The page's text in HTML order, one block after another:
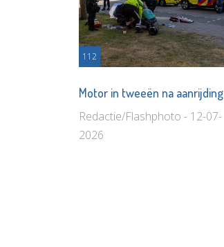
112
Motor in tweeën na aanrijding
Redactie/Flashphoto - 12-07-
2026